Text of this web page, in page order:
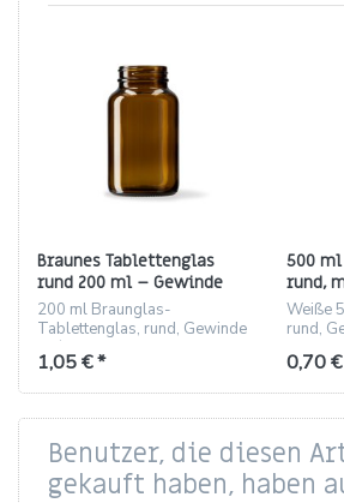
Braunes Tablettenglas
rund 200 ml – Gewinde
45/400
200 ml Braunglas-
Tablettenglas, rund, Gewinde
45/400 – ideal für Pharma,
Kosmetik und Labor
1,05 € *
500 ml
rund,
Weiße
rund,
0,70
Benutzer, die diesen
gekauft haben, haben